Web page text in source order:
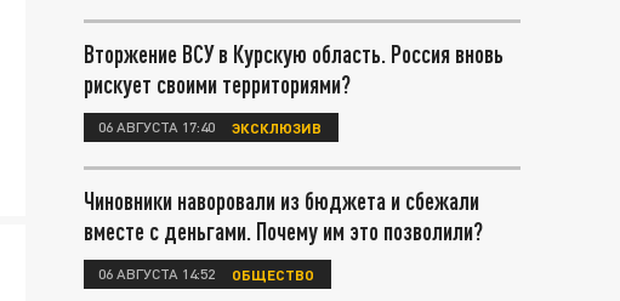
Вторжение ВСУ в Курскую область. Россия вновь
рискует своими территориями?
06 АВГУСТА 17:40 ЭКСКЛЮЗИВ
Чиновники наворовали из бюджета и сбежали
вместе с деньгами. Почему им это позволили?
06 АВГУСТА 14:52 ОБЩЕСТВО